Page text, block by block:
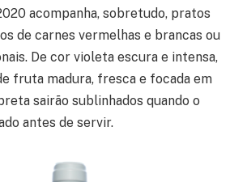
acompanha, sobretudo, pratos
de carnes vermelhas e brancas ou
De cor violeta escura e intensa,
fruta madura, fresca e focada em
sairão sublinhados quando o
antes de servir.